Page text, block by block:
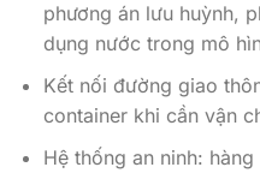
phương án lưu huỳnh,
dụng nước trong mô
Kết nối đường giao
container khi cần vận
Hệ thống an ninh: